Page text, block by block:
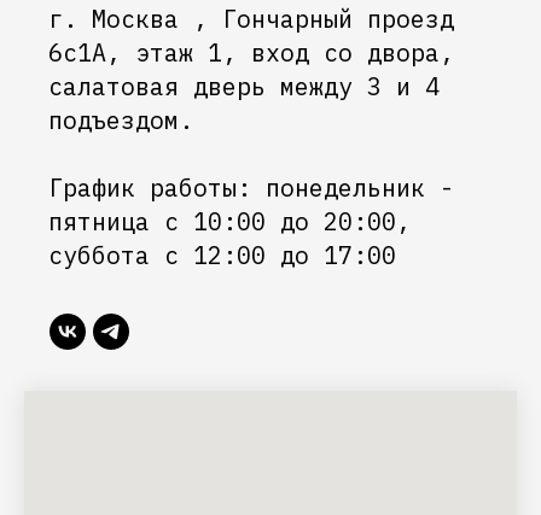
г. Москва , Гончарный проезд
6с1А, этаж 1, вход со двора,
салатовая дверь между 3 и 4
подъездом.
График работы: понедельник -
пятница с 10:00 до 20:00,
суббота с 12:00 до 17:00